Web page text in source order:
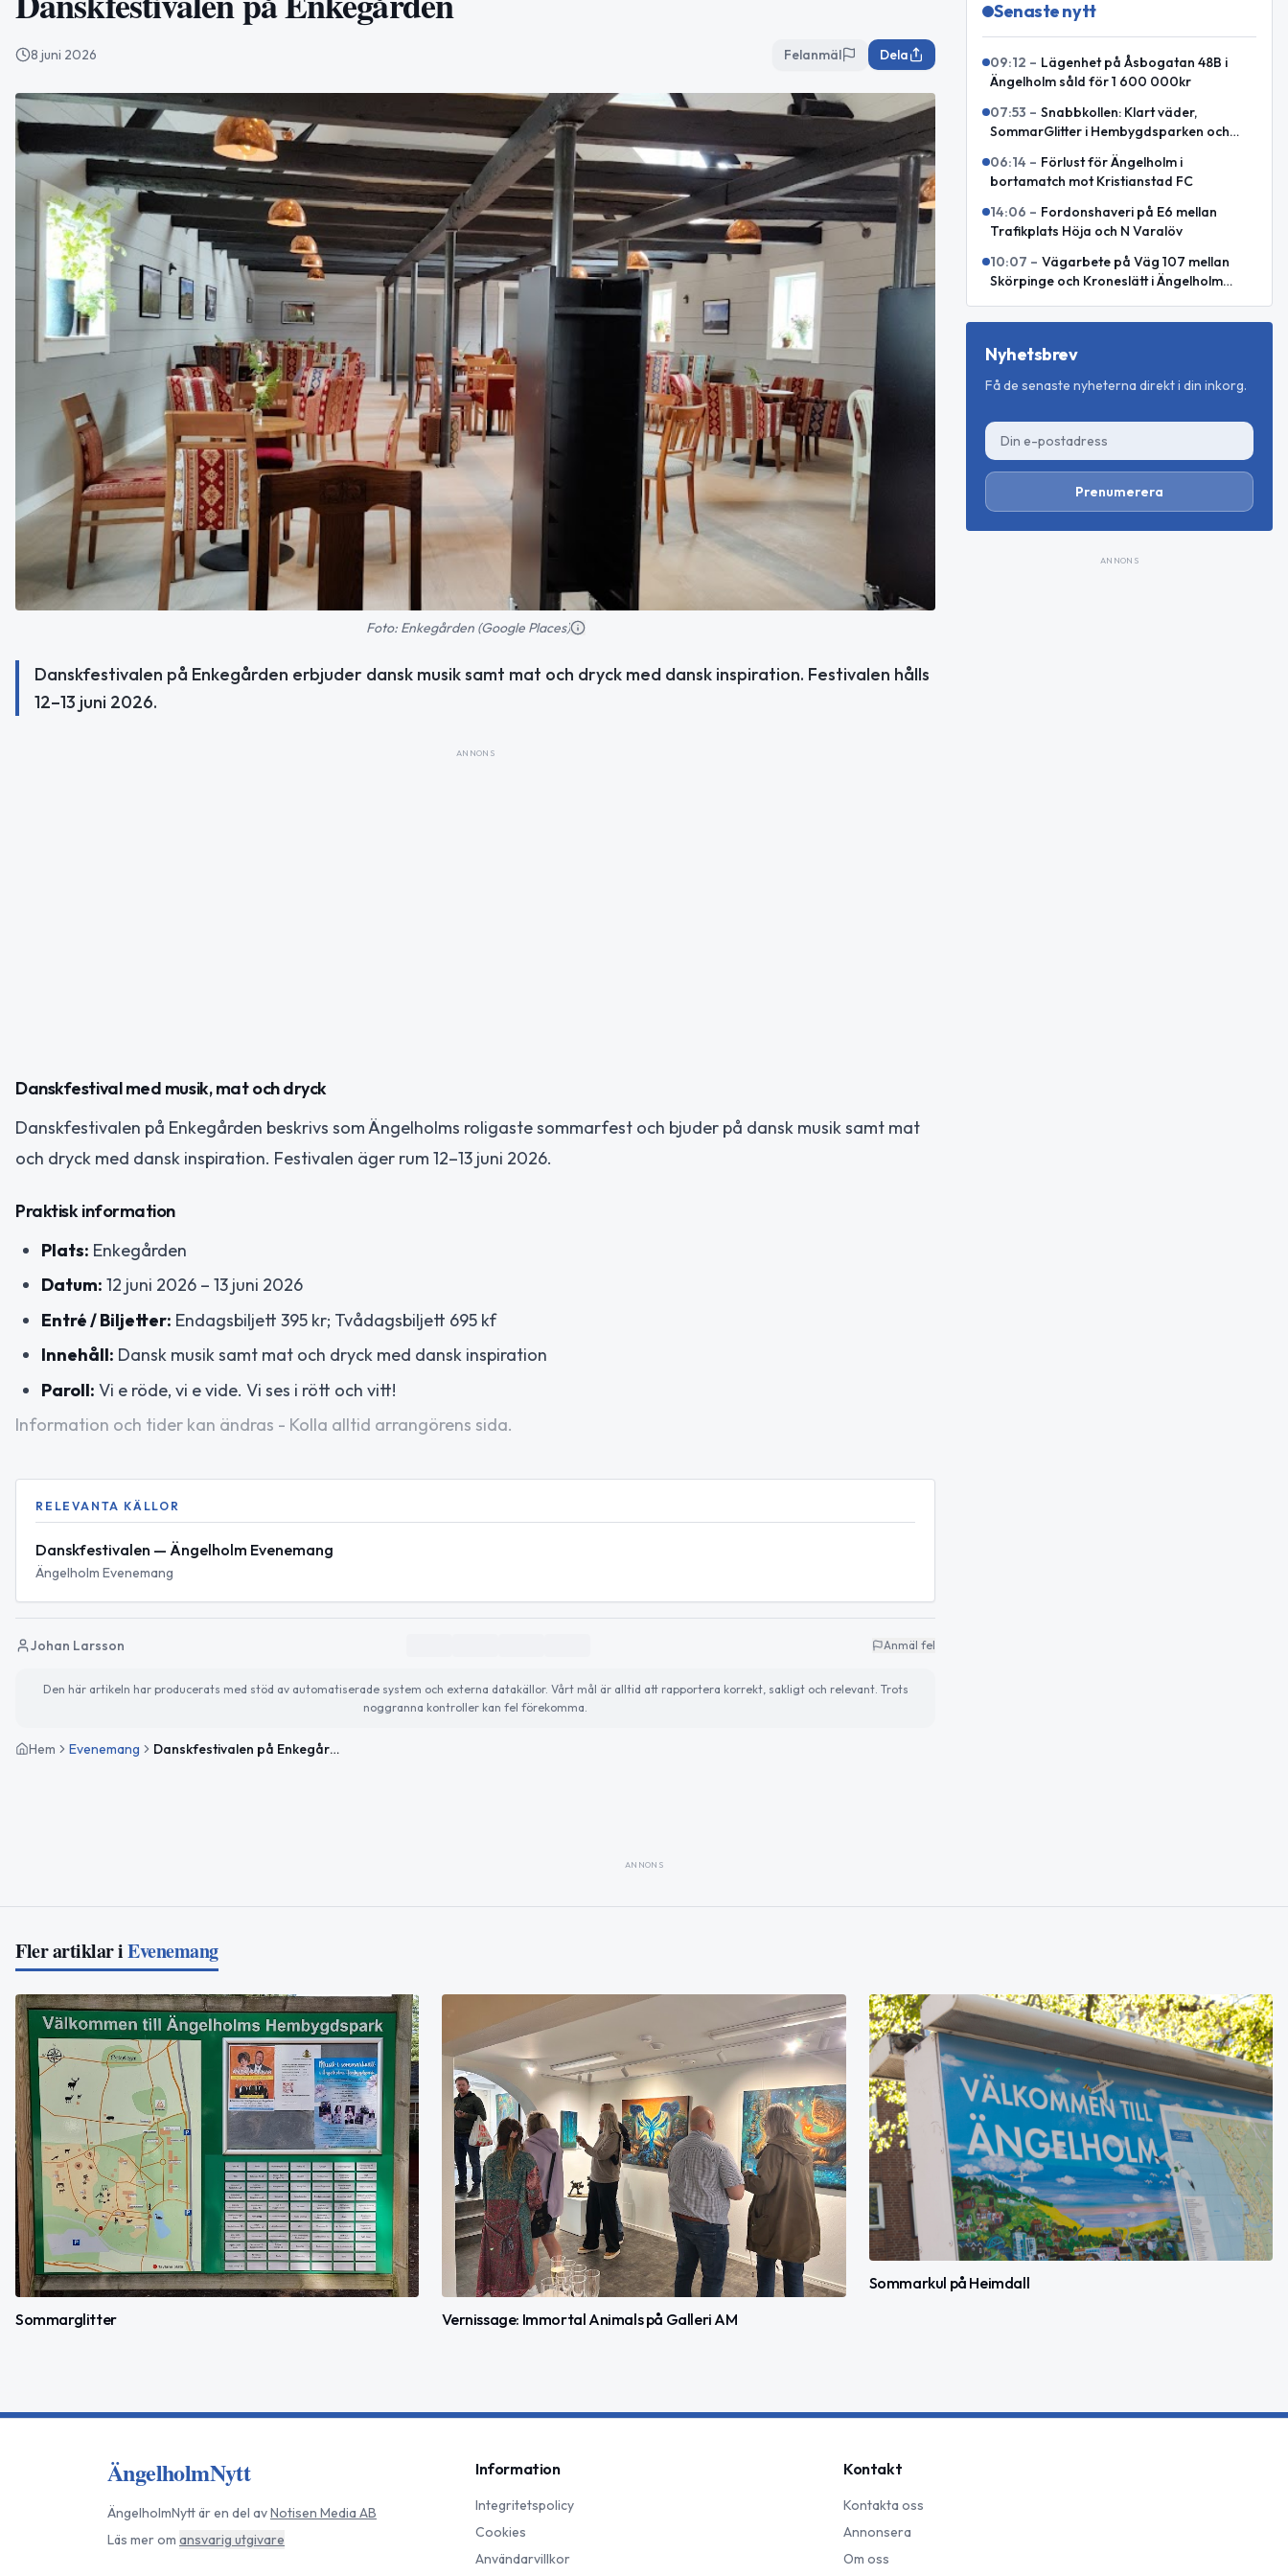
8 juni 2026 Felanmäl Dela
Foto: Enkegården (Google Places)
Danskfestivalen på Enkegården erbjuder dansk musik samt mat och dryck med dansk inspiration. Festivalen hålls
12–13 juni 2026.
ANNONS
Danskfestival med musik, mat och dryck
Danskfestivalen på Enkegården beskrivs som Ängelholms roligaste sommarfest och bjuder på dansk musik samt mat
och dryck med dansk inspiration. Festivalen äger rum 12–13 juni 2026.
Praktisk information
Plats: Enkegården
Datum: 12 juni 2026 – 13 juni 2026
Entré / Biljetter: Endagsbiljett 395 kr; Tvådagsbiljett 695 kf
Innehåll: Dansk musik samt mat och dryck med dansk inspiration
Paroll: Vi e röde, vi e vide. Vi ses i rött och vitt!
Information och tider kan ändras - Kolla alltid arrangörens sida.
RELEVANTA KÄLLOR
Danskfestivalen — Ängelholm Evenemang
Ängelholm Evenemang
Johan Larsson Anmäl fel
Den här artikeln har producerats med stöd av automatiserade system och externa datakällor. Vårt mål är alltid att rapportera korrekt, sakligt och relevant. Trots
noggranna kontroller kan fel förekomma.
Hem Evenemang Danskfestivalen på Enkegården
Senaste nytt
09:12 – Lägenhet på Åsbogatan 48B i
Ängelholm såld för 1 600 000kr
07:53 – Snabbkollen: Klart väder,
SommarGlitter i Hembygdsparken och
internationellt försvarssamarbete
06:14 – Förlust för Ängelholm i
bortamatch mot Kristianstad FC
14:06 – Fordonshaveri på E6 mellan
Trafikplats Höja och N Varalöv
10:07 – Vägarbete på Väg 107 mellan
Skörpinge och Kroneslätt i Ängelholm
Nyhetsbrev
Få de senaste nyheterna direkt i din inkorg.
Prenumerera
ANNONS
ANNONS
Fler artiklar iEvenemang
Sommarglitter Vernissage: Immortal Animals på Galleri AM
Sommarkul på Heimdall
ÄngelholmNytt
ÄngelholmNyttär en del avNotisen Media AB
Läs mer om ansvarig utgivare
Information
Integritetspolicy
Cookies
Användarvillkor
Kontakt
Kontakta oss
Annonsera
Om oss